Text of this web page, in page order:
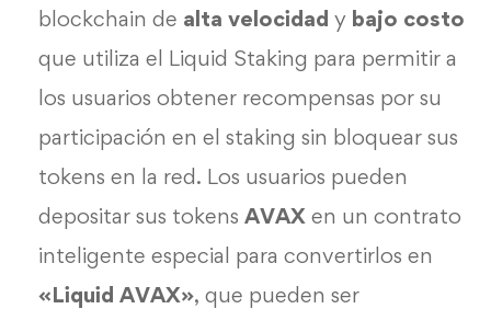
blockchain de alta velocidad y bajo costo
que utiliza el Liquid Staking para permitir a
los usuarios obtener recompensas por su
participación en el staking sin bloquear sus
tokens en la red. Los usuarios pueden
depositar sus tokens AVAX en un contrato
inteligente especial para convertirlos en
«Liquid AVAX», que pueden ser